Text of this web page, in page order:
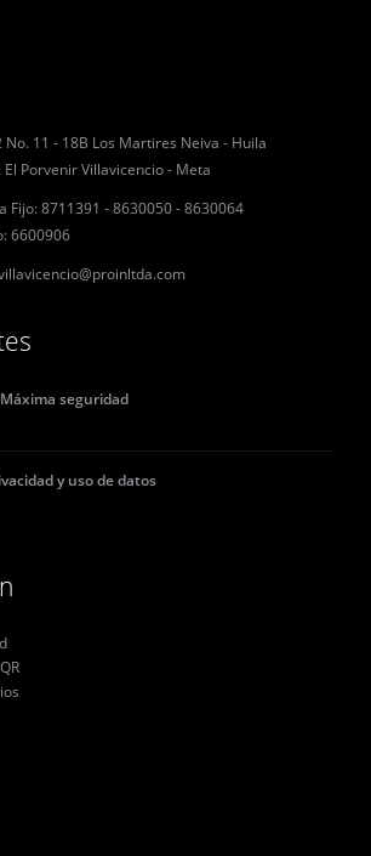
No. 11 - 18B Los Martires Neiva - Huila
El Porvenir Villavicencio - Meta
Fijo: 8711391 - 8630050 - 8630064
6600906
seguridad
y uso de datos